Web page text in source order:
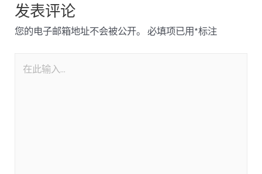
发表评论
您的电子邮箱地址不会被公开。 必填项已用*标注